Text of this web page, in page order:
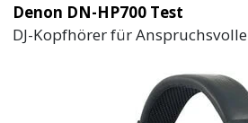
Denon DN-HP700 Test
DJ-Kopfhörer für Anspruchsvolle